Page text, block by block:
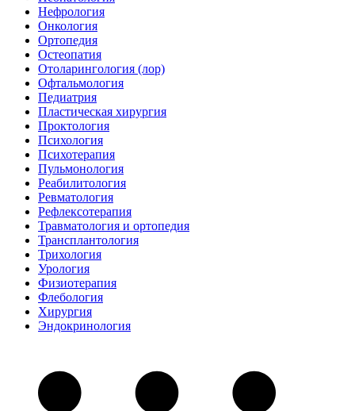
Нефрология
Онкология
Ортопедия
Остеопатия
Отоларингология (лор)
Офтальмология
Педиатрия
Пластическая хирургия
Проктология
Психология
Психотерапия
Пульмонология
Реабилитология
Ревматология
Рефлексотерапия
Травматология и ортопедия
Трансплантология
Трихология
Урология
Физиотерапия
Флебология
Хирургия
Эндокринология